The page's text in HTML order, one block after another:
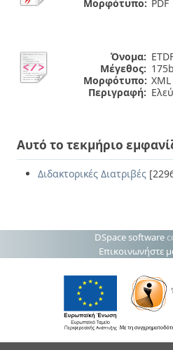
Μορφότυπο: PDF
Όνομα:
Μέγεθος:
Μορφότυπο: XML
Περιγραφή:
Αυτό το τεκμήριο
Διδακτορικές Διατριβές
DSpace software
Επικοινωνήστε